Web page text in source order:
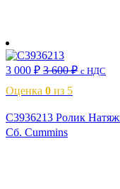
3 000 ₽ 3 600₽ с НДС
Оценка 0 из 5
C3936213 Ролик
Сб. Cummins